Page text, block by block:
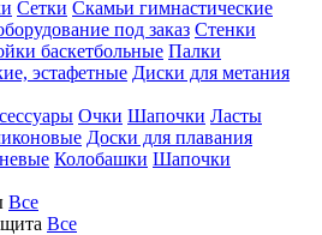
Сетки Скамьи гимнастические
под заказ Стенки
баскетбольные Палки
эстафетные Диски для метания
Очки Шапочки Ласты
Доски для плавания
Колобашки Шапочки
Все
Все